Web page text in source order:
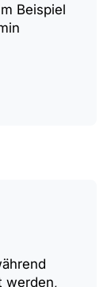
Beispiel
werden,